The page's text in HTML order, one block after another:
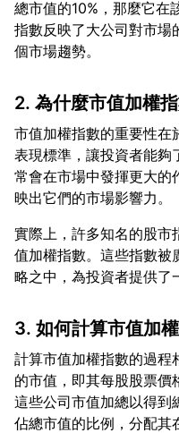
總市值的10%，那麼它在
指數反映了大公司對市場
2. 為什麼市值加權
市值加權指數的重要性在
表現標準，讓投資者能夠
常會在市場中發揮更大的
實際上，許多知名的股
值加權指數。這些指數被
3. 如何計算市值加
計算市值加權指數的過程
的市值，即其每股股票價
這些公司市值加總以得到
佔總市值的比例，分配其